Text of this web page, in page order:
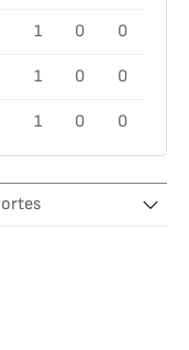
1 0 0
1 0 0
1 0 0